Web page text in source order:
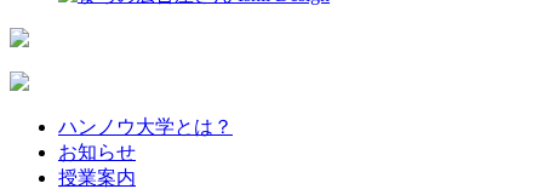
ハンノウ大学とは？
お知らせ
授業案内